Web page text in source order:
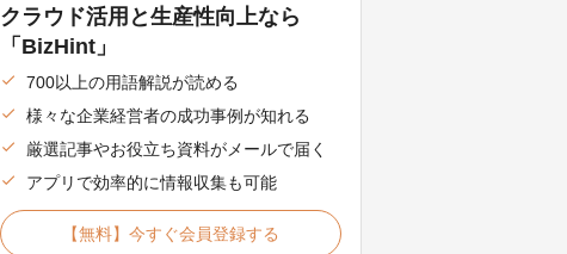
クラウド活用と生産性向上なら
「BizHint」
700以上の用語解説が読める
様々な企業経営者の成功事例が知れる
厳選記事やお役立ち資料がメールで届く
アプリで効率的に情報収集も可能
【無料】今すぐ会員登録する